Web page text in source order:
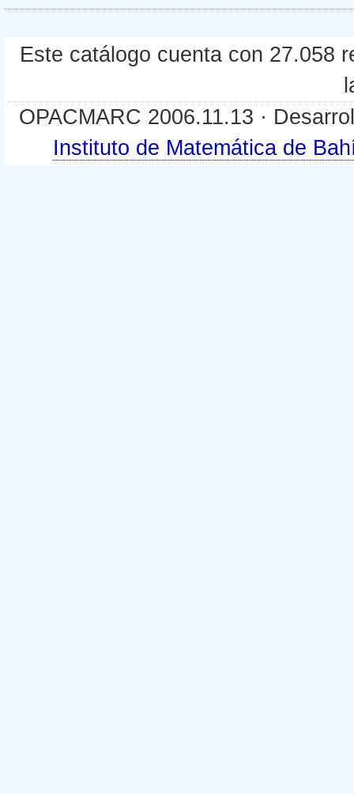
Este catálogo cuenta con 27.058
OPACMARC 2006.11.13 ·
Instituto de Matemática de